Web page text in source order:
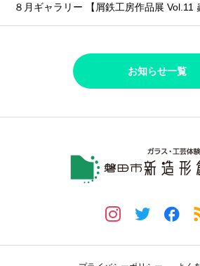
８月ギャラリー 【屑鉄工房作品展 Vol.11
お知らせ一覧